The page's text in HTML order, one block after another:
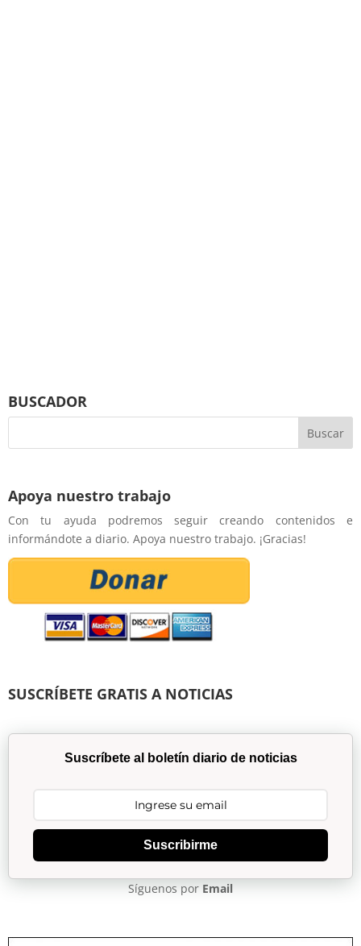
BUSCADOR
Apoya nuestro trabajo
Con tu ayuda podremos seguir creando contenidos e
informándote a diario. Apoya nuestro trabajo. ¡Gracias!
SUSCRÍBETE GRATIS A NOTICIAS
Suscríbete al boletín diario de noticias
Suscribirme
Síguenos por Email